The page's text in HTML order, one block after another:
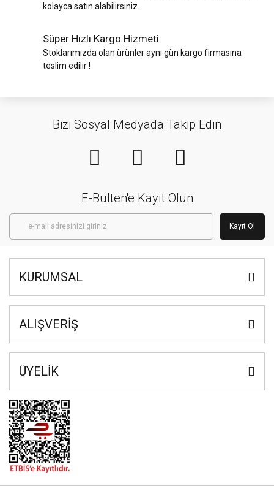
kolayca satın alabilirsiniz.
Süper Hızlı Kargo Hizmeti
Stoklarımızda olan ürünler aynı gün kargo firmasına
teslim edilir !
Bizi Sosyal Medyada Takip Edin
E-Bülten'e Kayıt Olun
Kayıt Ol
KURUMSAL
ALIŞVERİŞ
ÜYELİK